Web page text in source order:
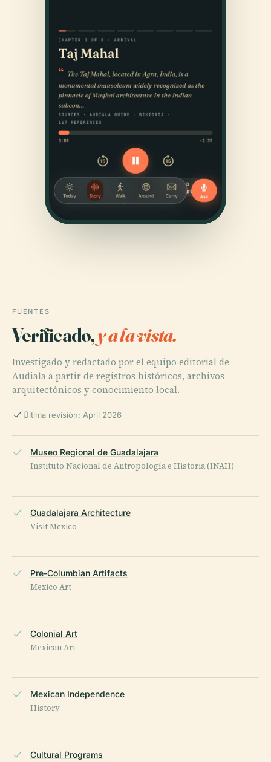
FUENTES
Verificado,y a la vista.
Investigado y redactado por el equipo editorial de
Audiala a partir de registros históricos, archivos
arquitectónicos y conocimiento local.
Última revisión: April 2026
Museo Regional de Guadalajara
Instituto Nacional de Antropología e Historia (INAH)
Guadalajara Architecture
Visit Mexico
Pre-Columbian Artifacts
Mexico Art
Colonial Art
Mexican Art
Mexican Independence
History
Cultural Programs